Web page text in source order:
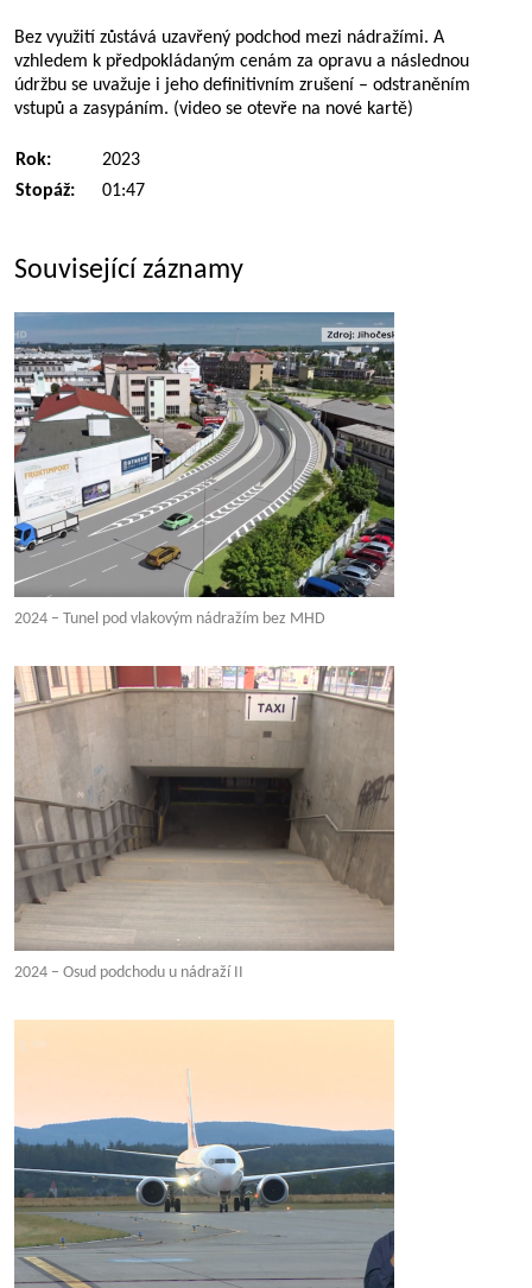
Bez využití zůstává uzavřený podchod mezi nádražími. A
vzhledem k předpokládaným cenám za opravu a následnou
údržbu se uvažuje i jeho definitivním zrušení – odstraněním
vstupů a zasypáním. (video se otevře na nové kartě)
Rok:
2023
Stopáž:
01:47
Související záznamy
2024 – Tunel pod vlakovým nádražím bez MHD
2024 – Osud podchodu u nádraží II